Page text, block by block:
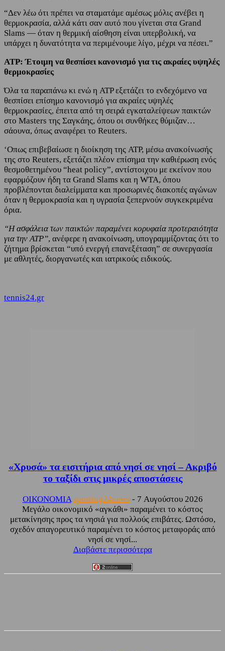
“Δεν λέω ότι πρέπει να σταματάμε αμέσως μόλις ανέβει η
θερμοκρασία, αλλά κάτι σαν αυτό που γίνεται στα Grand
Slams — όταν η θερμική αίσθηση είναι υπερβολική, να
υπάρχει η δυνατότητα να περιμένουμε λίγο, μέχρι να πέσει.”
ATP: Έτοιμη να θεσπίσει κανονισμό για τις ακραίες υψηλές
θερμοκρασίες
Όλα τα παραπάνω κι ενώ η ATP εξετάζει το ενδεχόμενο να
θεσπίσει επίσημο κανονισμό για ακραίες υψηλές
θερμοκρασίες, έπειτα από τη σειρά εγκαταλείψεων παικτών
στο Masters της Σαγκάης, όπου οι συνθήκες θύμιζαν…
σάουνα, όπως αναφέρει το Reuters.
‘Οπως επιβεβαίωσε η διοίκηση της ATP, μέσω ανακοίνωσής
της στο Reuters, εξετάζει πλέον επίσημα την καθιέρωση ενός
θεσμοθετημένου “heat policy”, αντίστοιχου με εκείνον που
εφαρμόζουν ήδη τα Grand Slams και η WTA, όπου
προβλέπονται διαλείμματα και προσωρινές διακοπές αγώνων
όταν η θερμοκρασία και η υγρασία ξεπερνούν συγκεκριμένα
όρια.
“Η ασφάλεια των παικτών παραμένει κορυφαία προτεραιότητα
για την ATP”, ανέφερε η ανακοίνωση, υπογραμμίζοντας ότι το
ζήτημα βρίσκεται “υπό ενεργή επανεξέταση” σε συνεργασία
με αθλητές, διοργανωτές και ιατρικούς ειδικούς.
tennis24.gr
«Χρυσά» τα εισιτήρια από νησί σε νησί – Ακριβό
το ταξίδι στις μικρές αποστάσεις
ΟΙΚΟΝΟΜΙΑ sporting24news - 7 Αυγούστου 2026
Μεγάλο οικονομικό «αγκάθι» παραμένει το κόστος
μετακίνησης προς τα νησιά για πολλούς επιβάτες. Ωστόσο,
σχεδόν απαγορευτικό παραμένει το κόστος μεταφοράς από
νησί σε νησί...
Διαβάστε περισσότερα